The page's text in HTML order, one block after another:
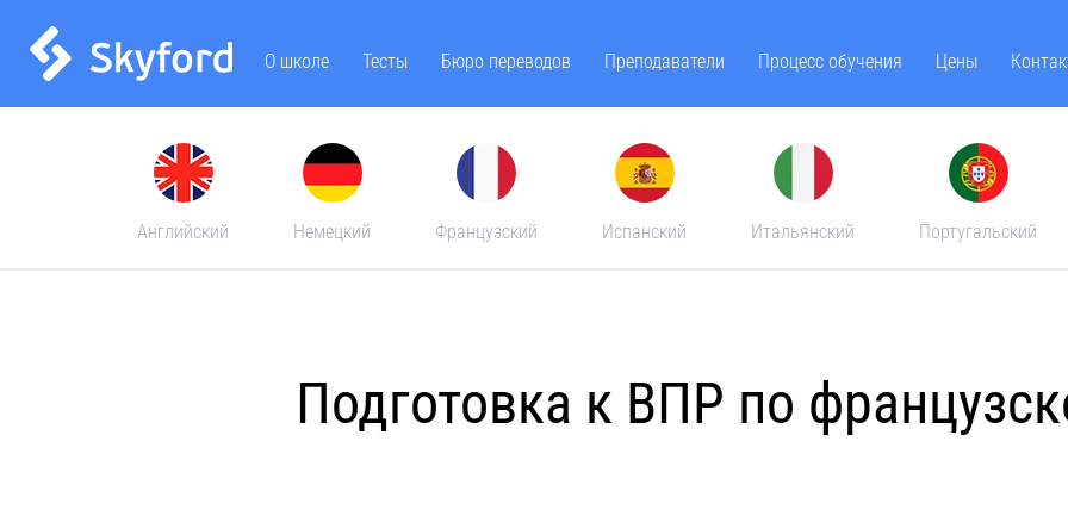
О школе Тесты Бюро переводов Преподаватели Процесс обучения Цены
Английский Немецкий Французский Испанский Итальянский Португальский
Подготовка к ВПР по